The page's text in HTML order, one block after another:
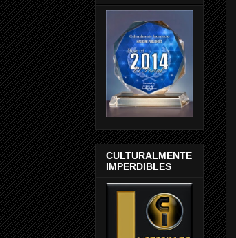
CULTURALMENTE
IMPERDIBLES